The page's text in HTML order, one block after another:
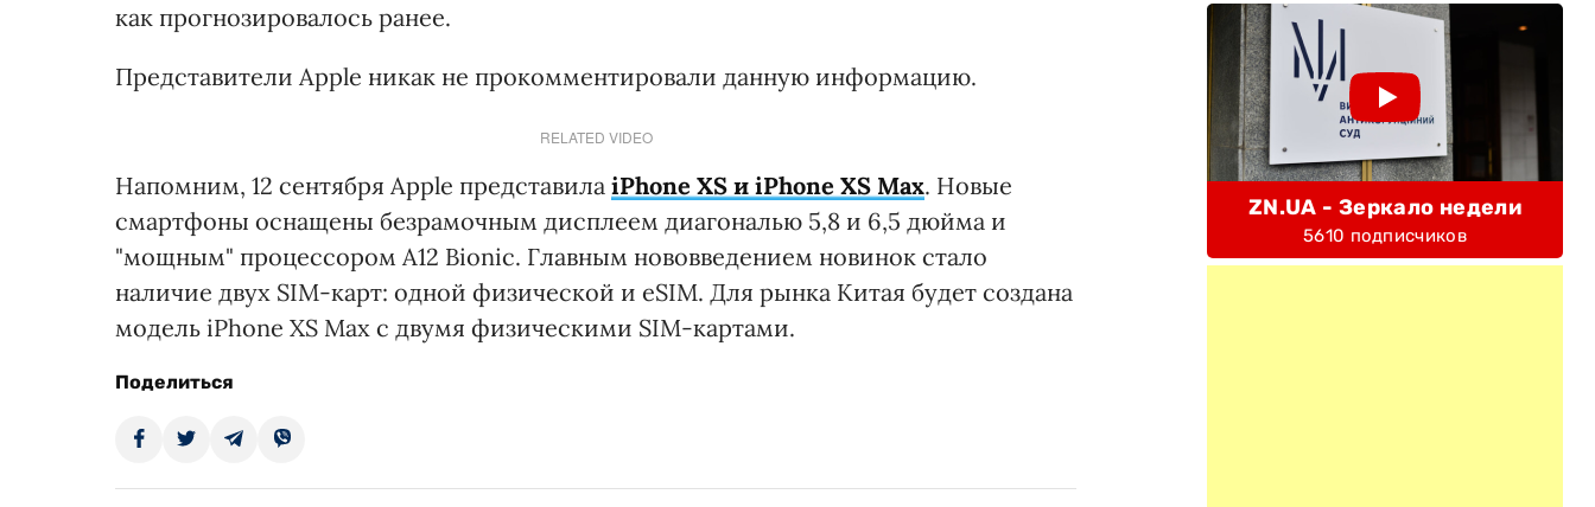
как прогнозировалось ранее.
Представители Apple никак не прокомментировали данную информацию.
RELATED VIDEO
Напомним, 12 сентября Apple представила iPhone XS и iPhone XS Max. Новые
смартфоны оснащены безрамочным дисплеем диагональю 5,8 и 6,5 дюйма и
"мощным" процессором А12 Bionic. Главным нововведением новинок стало
наличие двух SIM-карт: одной физической и eSIM. Для рынка Китая будет создана
модель iPhone XS Max с двумя физическими SIM-картами.
Поделиться
ZN.UA - Зеркало недели
5610 подписчиков